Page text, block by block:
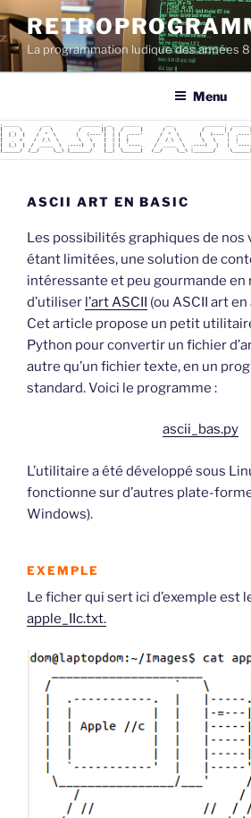
Aller
au
contenu
principal
La programmation ludique des années
Menu
ASCII ART EN BASIC
Les possibilités graphiques de nos
étant limitées, une solution de
intéressante et peu gourmande en
d’utiliser l’art ASCII (ou ASCII art en
Cet article propose un petit
Python pour convertir un fichier
autre qu’un fichier texte, en un
standard. Voici le programme :
ascii_bas.py
L’utilitaire a été développé sous
fonctionne sur d’autres plate-
Windows).
EXEMPLE
Le ficher qui sert ici d’exemple est
apple_IIc.txt.